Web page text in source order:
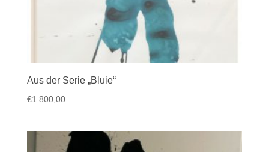
Aus der Serie „Bluie“
€1.800,00